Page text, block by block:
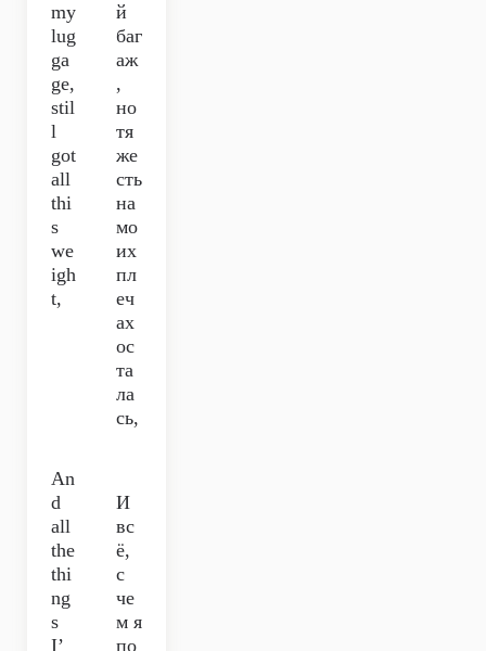
my
lug
ga
ge,
stil
l
got
all
thi
s
we
igh
t,
й
баг
аж
,
но
тя
же
сть
на
мо
их
пл
еч
ах
ос
та
ла
сь,
An
d
all
the
thi
ng
s
I’
И
вс
ё,
с
че
м я
по